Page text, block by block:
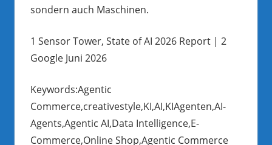
sondern auch Maschinen.
1 Sensor Tower, State of AI 2026 Report | 2
Google Juni 2026
Keywords:Agentic
Commerce,creativestyle,KI,AI,KIAgenten,AI-
Agents,Agentic AI,Data Intelligence,E-
Commerce,Online Shop,Agentic Commerce